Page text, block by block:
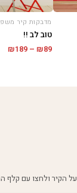
מדבקות קיר
טוב לב !!
₪89
–
₪189
על הקיר ולחצו עם